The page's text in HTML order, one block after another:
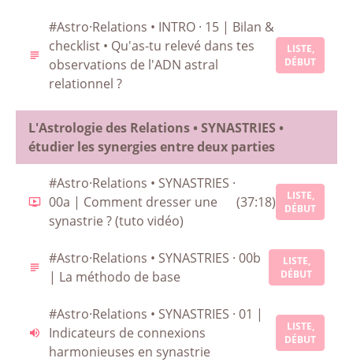
#Astro·Relations • INTRO · 15 | Bilan &
checklist • Qu'as-tu relevé dans tes
observations de l'ADN astral
relationnel ?
LISTE,
DÉBUT
L'Astrologie des Relations • SYNASTRIES •
étudier les synergies entre deux parties
#Astro·Relations • SYNASTRIES ·
00a | Comment dresser une
synastrie ? (tuto vidéo)
(37:18)
LISTE,
DÉBUT
#Astro·Relations • SYNASTRIES · 00b
| La méthodo de base
LISTE,
DÉBUT
#Astro·Relations • SYNASTRIES · 01 |
Indicateurs de connexions
harmonieuses en synastrie
LISTE,
DÉBUT